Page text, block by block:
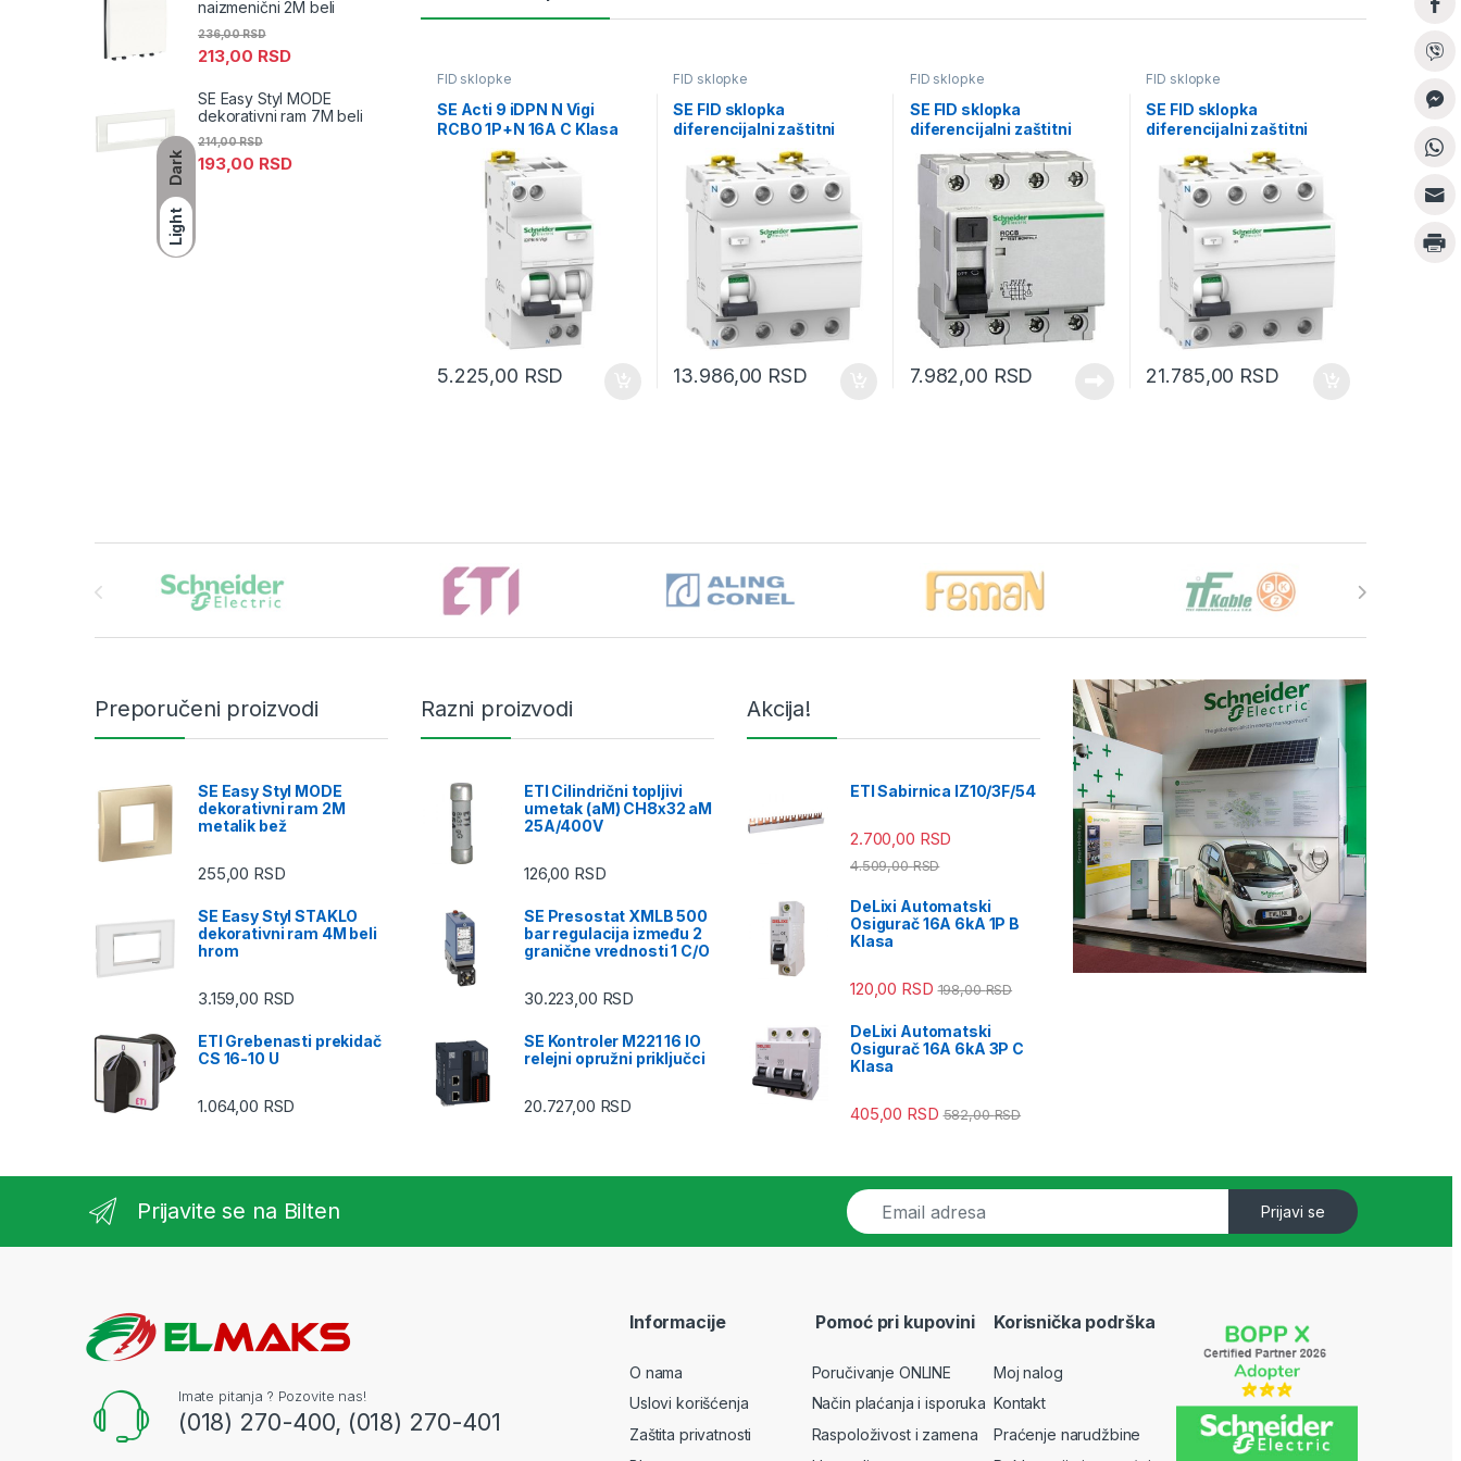
Dark
Light
FID sklopke
SE Acti 9 iDPN N Vigi
RCBO 1P+N 16A C Klasa
6000A 300mA AC
5.225,00 RSD
FID sklopke
SE FID sklopka
diferencijalni zaštitni
prekidač 4P 63A 300mA
AC tip
13.986,00 RSD
FID sklopke
SE FID sklopka
diferencijalni zaštitni
prekidač 4P 63A AC tip
300mA
7.982,00 RSD
FID sklopke
SE FID sklopka
diferencijalni zaštitni
prekidač 4P 80A 500mA
AC tip
21.785,00 RSD
naizmenični 2M beli
213,00 RSD
236,00RSD
SE Easy Styl MODE
dekorativni ram 7M beli
193,00 RSD
214,00RSD
Preporučeni proizvodi
SE Easy Styl MODE
dekorativni ram 2M
metalik bež
255,00 RSD
SE Easy Styl STAKLO
dekorativni ram 4M beli
hrom
3.159,00 RSD
ETI Grebenasti prekidač
CS 16-10 U
1.064,00 RSD
Razni proizvodi
ETI Cilindrični topljivi
umetak (aM) CH8x32 aM
25A/400V
126,00 RSD
SE Presostat XMLB 500
bar regulacija između 2
granične vrednosti 1 C/O
30.223,00 RSD
SE Kontroler M221 16 IO
relejni opružni priključci
20.727,00 RSD
Akcija!
ETI Sabirnica IZ10/3F/54
2.700,00 RSD
4.509,00RSD
DeLixi Automatski
Osigurač 16A 6kA 1P B
Klasa
120,00 RSD 198,00RSD
DeLixi Automatski
Osigurač 16A 6kA 3P C
Klasa
405,00 RSD 582,00RSD
Prijavite se na Bilten
E
m
a
Prijavi se
Imate pitanja ? Pozovite nas!
(018) 270-400, (018) 270-401
Informacije
O nama
Uslovi korišćenja
Zaštita privatnosti
Pomoć pri kupovini
Poručivanje ONLINE
Način plaćanja i isporuka
Raspoloživost i zamena
Korisnička podrška
Moj nalog
Kontakt
Praćenje narudžbine